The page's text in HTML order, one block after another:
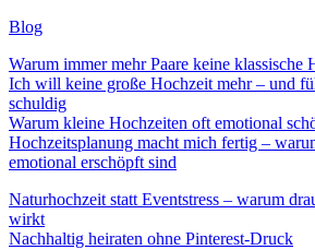
Blog
Warum immer mehr Paare keine klassische
Ich will keine große Hochzeit mehr – und
schuldig
Warum kleine Hochzeiten oft emotional
Hochzeitsplanung macht mich fertig –
emotional erschöpft sind
Naturhochzeit statt Eventstress – warum
wirkt
Nachhaltig heiraten ohne Pinterest-Druck